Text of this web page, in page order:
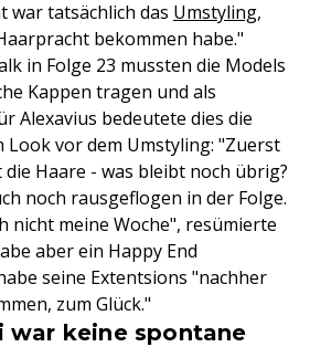
war tatsächlich das Umstyling,
bekommen habe."
in Folge 23 mussten die Models
Kappen tragen und als
Alexavius bedeutete dies die
Look vor dem Umstyling: "Zuerst
Haare - was bleibt noch übrig?
noch rausgeflogen in der Folge.
nicht meine Woche", resümierte
aber ein Happy End
seine Extentsions "nachher
zum Glück."
war keine spontane